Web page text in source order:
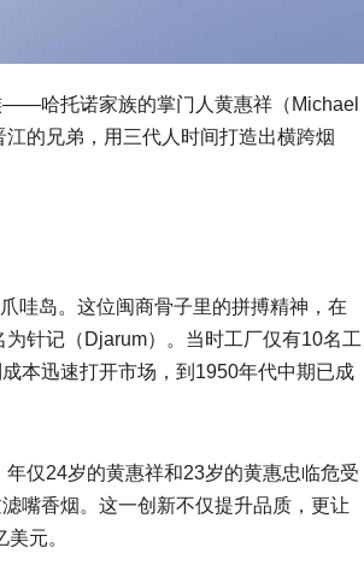
哈托诺家族的掌门人黄惠祥（Michael
的兄弟，用三代人时间打造出横跨烟
哇岛。这位闽商骨子里的拼搏精神，在
针记（Djarum）。当时工厂仅有10名工
本迅速打开市场，到1950年代中期已成
仅24岁的黄惠祥和23岁的黄惠忠临危受
嘴香烟。这一创新不仅提升品质，更让
元。